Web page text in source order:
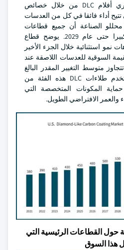
يستخدم المجال البصري أفلام DLC من خلال خصائص
تتيح أداء فائقا في كل من العدسات
الصناعة أن جميع قطاعات
الحجم ستظهر نموا كبيرا حتى عام 2029. يوضح قطاع
نمو استثنائية خلال الجزء الأخير
السوقية للعدسات اللاصقة عند
تتجاوز متوسط التغيير المقدر البالغ
1.075 مليون قطعة. تخدم طلاءات DLC هذه الفئة من
المكونات المتخصصة التي
والعمر الافتراضي الطويل.
القطاعات الرئيسية التي
هذا السوق